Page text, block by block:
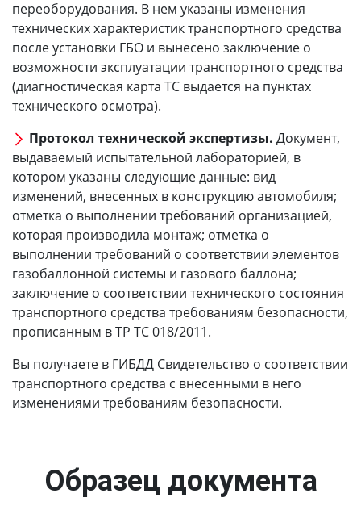
переоборудования. В нем указаны изменения
технических характеристик транспортного средства
после установки ГБО и вынесено заключение о
возможности эксплуатации транспортного средства
(диагностическая карта ТС выдается на пунктах
технического осмотра).
Протокол технической экспертизы. Документ,
выдаваемый испытательной лабораторией, в
котором указаны следующие данные: вид
изменений, внесенных в конструкцию автомобиля;
отметка о выполнении требований организацией,
которая производила монтаж; отметка о
выполнении требований о соответствии элементов
газобаллонной системы и газового баллона;
заключение о соответствии технического состояния
транспортного средства требованиям безопасности,
прописанным в ТР ТС 018/2011.
Вы получаете в ГИБДД Свидетельство о соответствии
транспортного средства с внесенными в него
изменениями требованиям безопасности.
Образец документа